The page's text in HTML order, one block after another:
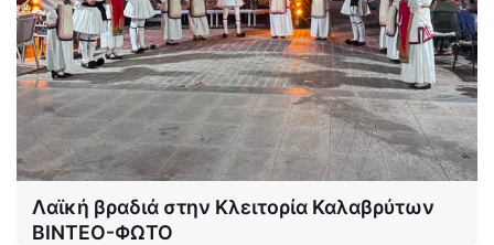
Λαϊκή βραδιά στην Κλειτορία Καλαβρύτων
ΒΙΝΤΕΟ-ΦΩΤΟ